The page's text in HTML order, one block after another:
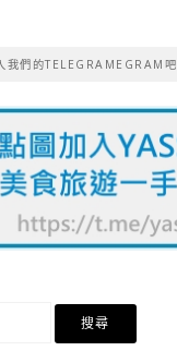
我們的TELEGRAMEGRAM吧